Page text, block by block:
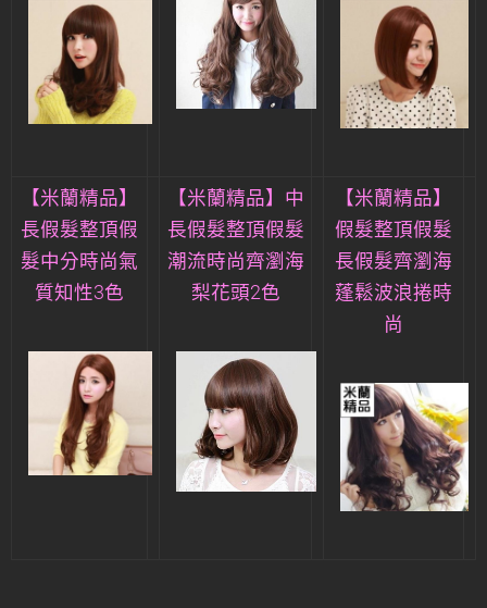
【米蘭精品】
長假髮整頂假
髮中分時尚氣
質知性3色
【米蘭精品】中
長假髮整頂假髮
潮流時尚齊瀏海
梨花頭2色
【米蘭精品】
假髮整頂假髮
長假髮齊瀏海
蓬鬆波浪捲時
尚